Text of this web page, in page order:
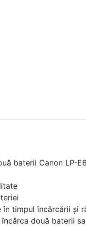
baterii Canon LP-
timpul încărcării și
două baterii